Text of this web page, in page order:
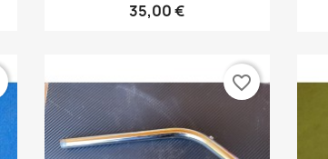
35,00 €
favorite_border